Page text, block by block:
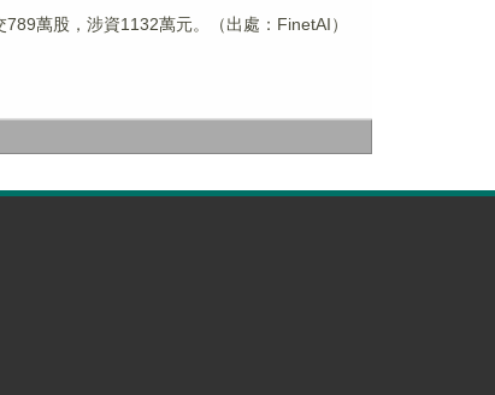
萬股，涉資1132萬元。（出處：FinetAI）